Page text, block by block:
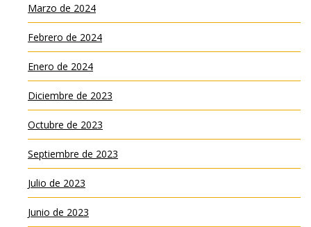
Marzo de 2024
Febrero de 2024
Enero de 2024
Diciembre de 2023
Octubre de 2023
Septiembre de 2023
Julio de 2023
Junio de 2023